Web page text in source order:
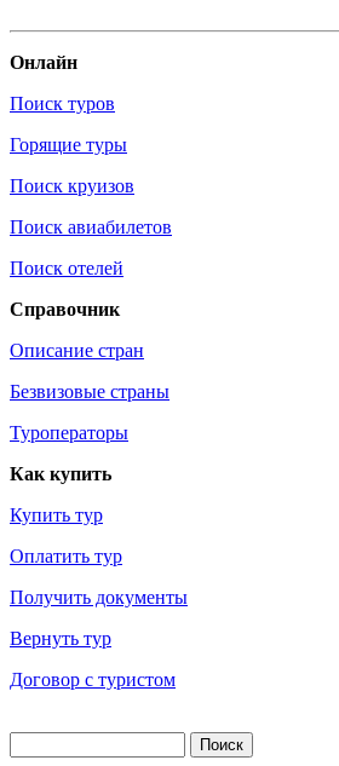
Онлайн
Поиск туров
Горящие туры
Поиск круизов
Поиск авиабилетов
Поиск отелей
Справочник
Описание стран
Безвизовые страны
Туроператоры
Как купить
Купить тур
Оплатить тур
Получить документы
Вернуть тур
Договор с туристом